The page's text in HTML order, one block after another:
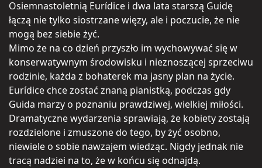
Osiemnastoletnią Eurídice i dwa lata starszą Guidę
łączą nie tylko siostrzane więzy, ale i poczucie, że nie
mogą bez siebie żyć.
Mimo że na co dzień przyszło im wychowywać się w
konserwatywnym środowisku i nieznoszącej sprzeciwu
rodzinie, każda z bohaterek ma jasny plan na życie.
Eurídice chce zostać znaną pianistką, podczas gdy
Guida marzy o poznaniu prawdziwej, wielkiej miłości.
Dramatyczne wydarzenia sprawiają, że kobiety zostają
rozdzielone i zmuszone do tego, by żyć osobno,
niewiele o sobie nawzajem wiedząc. Nigdy jednak nie
tracą nadziei na to, że w końcu się odnajdą.